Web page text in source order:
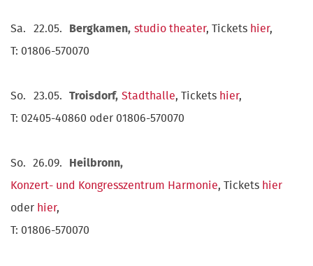
Sa. 22.05. Bergkamen, studio theater, Tickets hier,
T: 01806-570070
So. 23.05. Troisdorf, Stadthalle, Tickets hier,
T: 02405-40860 oder 01806-570070
So. 26.09. Heilbronn,
Konzert- und Kongresszentrum Harmonie, Tickets hier
oder hier,
T: 01806-570070